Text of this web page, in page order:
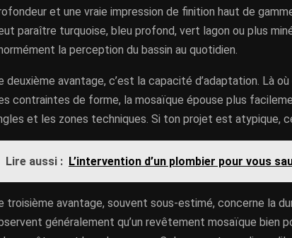
et une vraie impression de finition haut de
paraître turquoise, bleu profond, vert lagon ou plus
la perception du bassin au quotidien.
deuxième avantage, c’est la capacité d’adaptation. Là
contraintes de forme, la mosaïque épouse plus
et les zones techniques. Si ton projet est atypique,
Lire aussi : L’intervention d’un plombier pour vous
troisième avantage, souvent sous-estimé, concerne la
généralement qu’un revêtement mosaïque bien